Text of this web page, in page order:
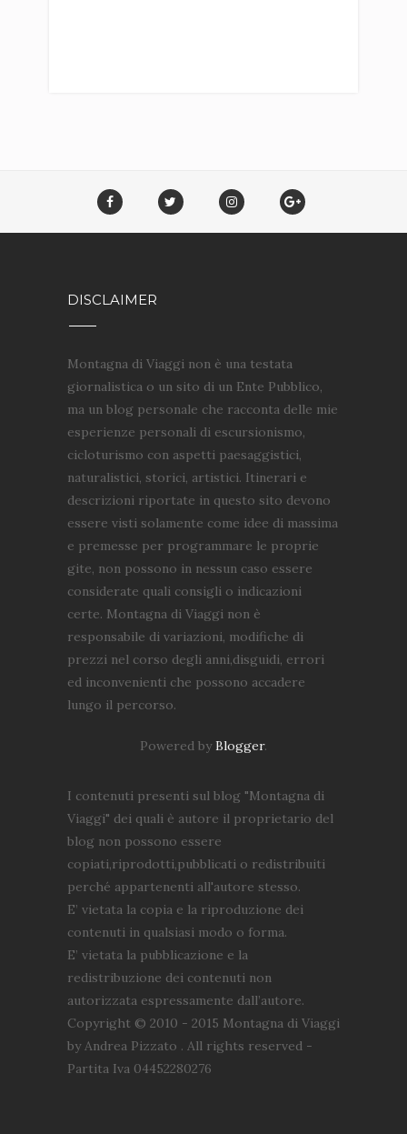
DISCLAIMER
Montagna di Viaggi non è una testata
giornalistica o un sito di un Ente Pubblico,
ma un blog personale che racconta delle mie
esperienze personali di escursionismo,
cicloturismo con aspetti paesaggistici,
naturalistici, storici, artistici. Itinerari e
descrizioni riportate in questo sito devono
essere visti solamente come idee di massima
e premesse per programmare le proprie
gite, non possono in nessun caso essere
considerate quali consigli o indicazioni
certe. Montagna di Viaggi non è
responsabile di variazioni, modifiche di
prezzi nel corso degli anni,disguidi, errori
ed inconvenienti che possono accadere
lungo il percorso.
Powered byBlogger.
I contenuti presenti sul blog "Montagna di
Viaggi" dei quali è autore il proprietario del
blog non possono essere
copiati,riprodotti,pubblicati o redistribuiti
perché appartenenti all'autore stesso.
E’ vietata la copia e la riproduzione dei
contenuti in qualsiasi modo o forma.
E’ vietata la pubblicazione e la
redistribuzione dei contenuti non
autorizzata espressamente dall’autore.
Copyright © 2010 - 2015 Montagna di Viaggi
by Andrea Pizzato . All rights reserved -
Partita Iva 04452280276